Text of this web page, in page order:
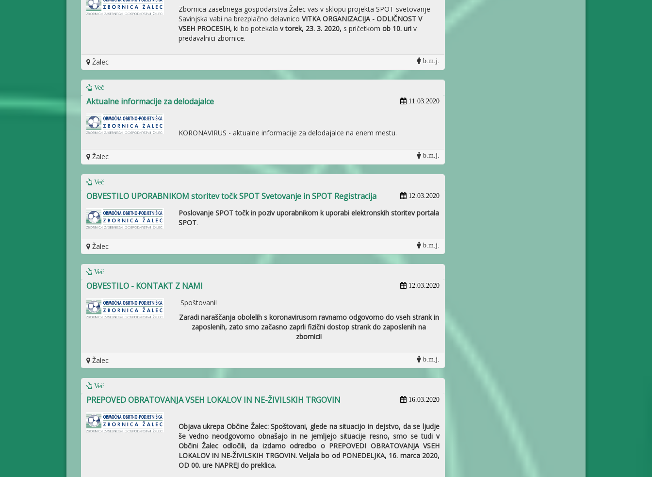
Zbornica zasebnega gospodarstva Žalec vas v sklopu projekta SPOT svetovanje
Savinjska vabi na brezplačno delavnico VITKA ORGANIZACIJA - ODLIČNOST V
VSEH PROCESIH, ki bo potekala v torek, 23. 3. 2020, s pričetkom ob 10. uriv
predavalnici zbornice.
Žalec b.m.j.
Več
11.03.2020
Aktualne informacije za delodajalce
KORONAVIRUS - aktualne informacije za delodajalce na enem mestu.
Žalec b.m.j.
Več
12.03.2020
OBVESTILO UPORABNIKOM storitev točk SPOT Svetovanje in SPOT Registracija
Poslovanje SPOT točk in poziv uporabnikom k uporabi elektronskih storitev portala
SPOT.
Žalec b.m.j.
Več
12.03.2020
OBVESTILO - KONTAKT Z NAMI
Spoštovani!
Zaradi naraščanja obolelih s koronavirusom ravnamo odgovorno do vseh strank in
zaposlenih, zato smo začasno zaprli fizični dostop strank do zaposlenih na
zbornici!
Žalec b.m.j.
Več
16.03.2020
PREPOVED OBRATOVANJA VSEH LOKALOV IN NE-ŽIVILSKIH TRGOVIN
Objava ukrepa Občine Žalec: Spoštovani, glede na situacijo in dejstvo, da se ljudje
še vedno neodgovorno obnašajo in ne jemljejo situacije resno, smo se tudi v
Občini Žalec odločili, da izdamo odredbo o PREPOVEDI OBRATOVANJA VSEH
LOKALOV IN NE-ŽIVILSKIH TRGOVIN. Veljala bo od PONEDELJKA, 16. marca 2020,
OD 00. ure NAPREJ do preklica.